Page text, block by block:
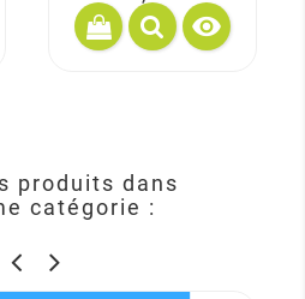

produits dans
catégorie :